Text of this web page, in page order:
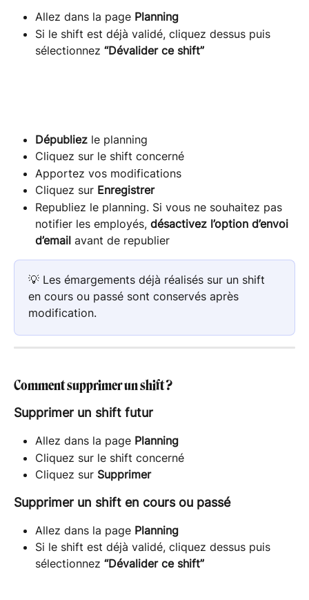
Allez dans la page Planning
Si le shift est déjà validé, cliquez dessus puis
sélectionnez “Dévalider ce shift”
Dépubliez le planning
Cliquez sur le shift concerné
Apportez vos modifications
Cliquez sur Enregistrer
Republiez le planning. Si vous ne souhaitez pas
notifier les employés, désactivez l’option d’envoi
d’email avant de republier
💡 Les émargements déjà réalisés sur un shift
en cours ou passé sont conservés après
modification.
Comment supprimer un shift ?
Supprimer un shift futur
Allez dans la page Planning
Cliquez sur le shift concerné
Cliquez sur Supprimer
Supprimer un shift en cours ou passé
Allez dans la page Planning
Si le shift est déjà validé, cliquez dessus puis
sélectionnez “Dévalider ce shift”